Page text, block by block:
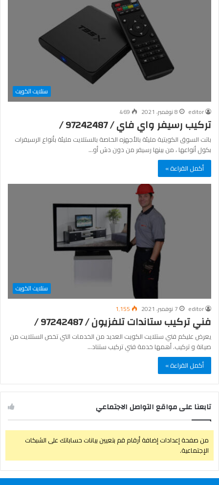
ستلايت الكويت
editor
8 نوفمبر، 2021 469
تركيب رسيفر واي فاي / 97242487 /
باتت السوق الكويتية مليئة بالأجهزه الخاصة بالستلايت مليئة بأنواع الرسيفرات
بكول أنواعها ، من بينها رسيفر من دون دش أو…
أكمل القراءة »
ستلايت الكويت
editor
7 نوفمبر، 2021 1٬155
فني تركيب ستاندات تلفزيون / 97242487 /
يعرض عليكم فني ستلايت الكويت العديد من الخدمات التي تخص الستلايت من
صيانة و تركيب. أهمها خدمة فني تركيب ستناد…
أكمل القراءة »
تابعنا على مواقع التواصل الاجتماعي
من صفحة إعدادات إضافة أرقام قم بتعيين بيانات حساباتك على الشبكات
الإجتماعية.